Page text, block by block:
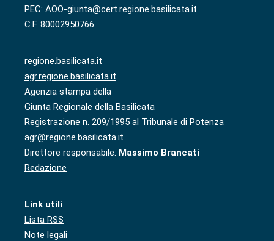
PEC: AOO-giunta@cert.regione.basilicata.it
C.F. 80002950766
regione.basilicata.it
agr.regione.basilicata.it
Agenzia stampa della
Giunta Regionale della Basilicata
Registrazione n. 209/1995 al Tribunale di Potenza
agr@regione.basilicata.it
Direttore responsabile: Massimo Brancati
Redazione
Link utili
Lista RSS
Note legali